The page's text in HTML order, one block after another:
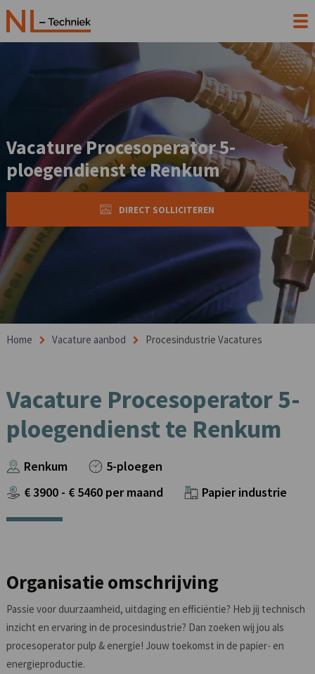
Vacature Procesoperator 5-
ploegendienst te Renkum
DIRECT SOLLICITEREN
Home Vacature aanbod Procesindustrie Vacatures
Vacature Procesoperator 5-
ploegendienst te Renkum
Renkum
5-ploegen
€3900 - € 5460 per maand Papier industrie
Organisatie omschrijving
Passie voor duurzaamheid, uitdaging en efficiëntie? Heb jij technisch
inzicht en ervaring in de procesindustrie? Dan zoeken wij jou als
procesoperator pulp & energie! Jouw toekomst in de papier- en
energieproductie.